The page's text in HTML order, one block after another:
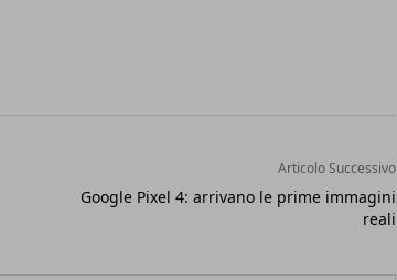
Articolo Successivo
Google Pixel 4: arrivano le prime immagini
reali